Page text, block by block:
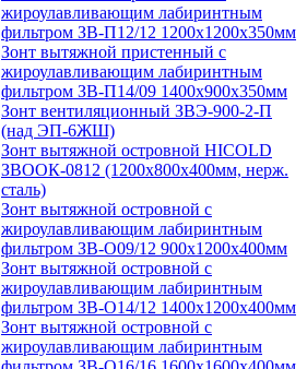
жироулавливающим лабиринтным
фильтром ЗВ-П12/12 1200х1200х350мм
Зонт вытяжной пристенный с
жироулавливающим лабиринтным
фильтром ЗВ-П14/09 1400х900х350мм
Зонт вентиляционный ЗВЭ-900-2-П
(над ЭП-6ЖШ)
Зонт вытяжной островной HICOLD
ЗВООК-0812 (1200х800x400мм, нерж.
сталь)
Зонт вытяжной островной с
жироулавливающим лабиринтным
фильтром ЗВ-О09/12 900х1200х400мм
Зонт вытяжной островной с
жироулавливающим лабиринтным
фильтром ЗВ-О14/12 1400х1200х400мм
Зонт вытяжной островной с
жироулавливающим лабиринтным